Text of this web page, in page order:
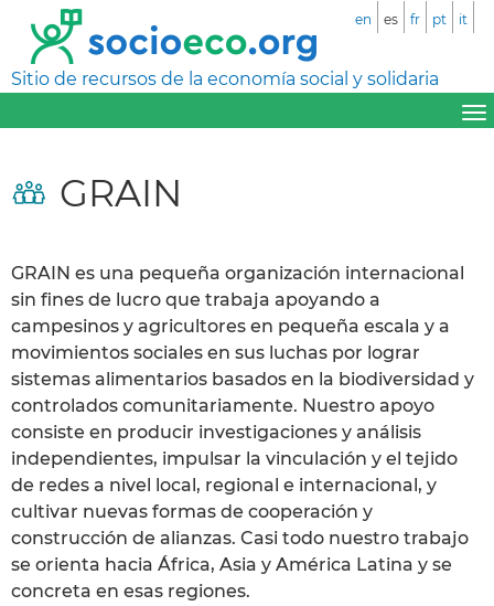
Sitio de recursos de la economía social y solidaria
en es fr pt it
GRAIN
GRAIN es una pequeña organización internacional
sin fines de lucro que trabaja apoyando a
campesinos y agricultores en pequeña escala y a
movimientos sociales en sus luchas por lograr
sistemas alimentarios basados en la biodiversidad y
controlados comunitariamente. Nuestro apoyo
consiste en producir investigaciones y análisis
independientes, impulsar la vinculación y el tejido
de redes a nivel local, regional e internacional, y
cultivar nuevas formas de cooperación y
construcción de alianzas. Casi todo nuestro trabajo
se orienta hacia África, Asia y América Latina y se
concreta en esas regiones.